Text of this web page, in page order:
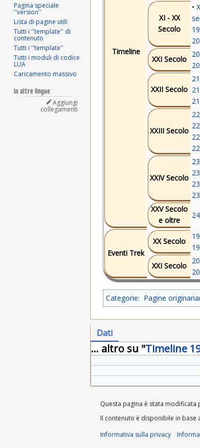
Timeline
XI - XX
Secolo
XXI Secolo
XXII Secolo
XXIII Secolo
XXIV Secolo
XXV Secolo
e oltre
Eventi Trek
XX Secolo
XXI Secolo
Categorie: Pagine
Dati
... altro su "Timeline
Pagina speciale
''version''
Lista di pagine utili
Tutti i ''template'' di
contenuto
Tutti i ''template''
Tutti i moduli di codice
LUA
Caricamento massivo
In altre lingue
Aggiungi
collegamenti
Questa pagina è stata modificata
Il contenuto è disponibile in base
Informativa sulla privacy